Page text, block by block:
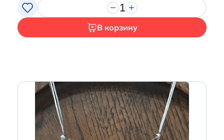
Итого:
Продолжить покупки
1
В корзину